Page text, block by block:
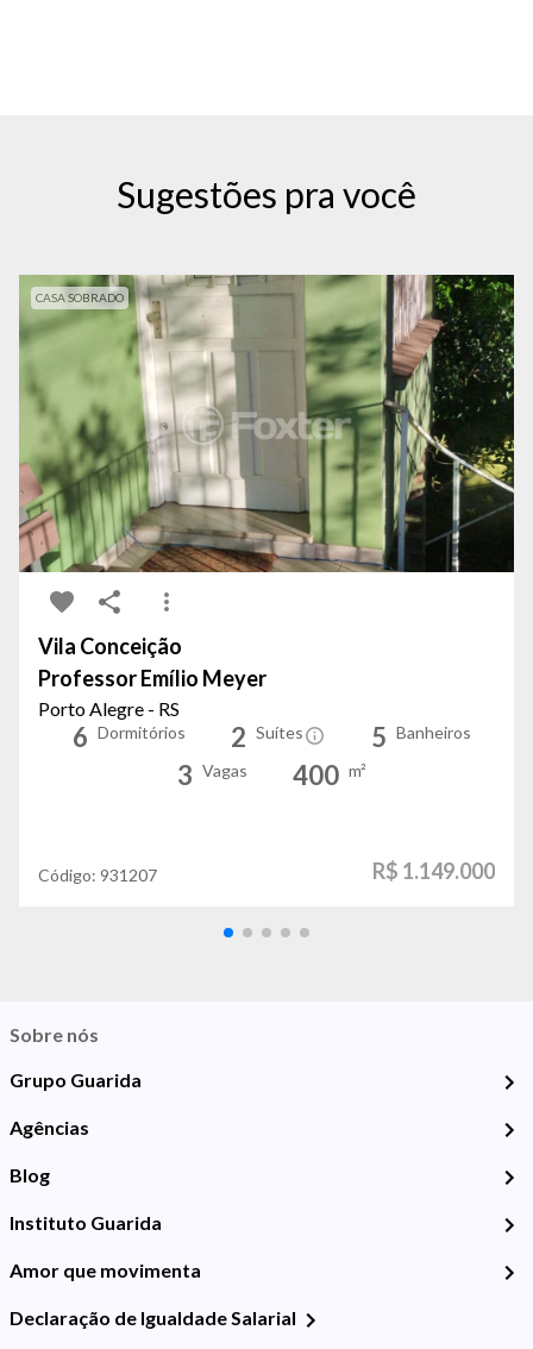
Sugestões pra você
CASA SOBRADO
Vila Conceição
Professor Emílio Meyer
Porto Alegre - RS
6 Dormitórios 2 Suítes 5 Banheiros
3 Vagas 400 m²
Código: 931207 R$ 1.149.000
Sobre nós
Grupo Guarida
Agências
Blog
Instituto Guarida
Amor que movimenta
Declaração de Igualdade Salarial